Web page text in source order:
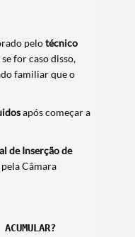
pelotécnico
for caso disso,
familiar que o
após começar a
de Inserção de
Câmara